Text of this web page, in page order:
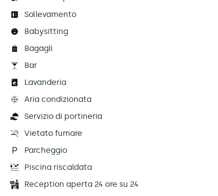
Sollevamento
Babysitting
Bagagli
Bar
Lavanderia
Aria condizionata
Servizio di portineria
Vietato fumare
Parcheggio
Piscina riscaldata
Reception aperta 24 ore su 24